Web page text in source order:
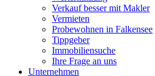
Verkauf besser mit Makler
Vermieten
Probewohnen in Falkensee
Tippgeber
Immobiliensuche
Ihre Frage an uns
Unternehmen